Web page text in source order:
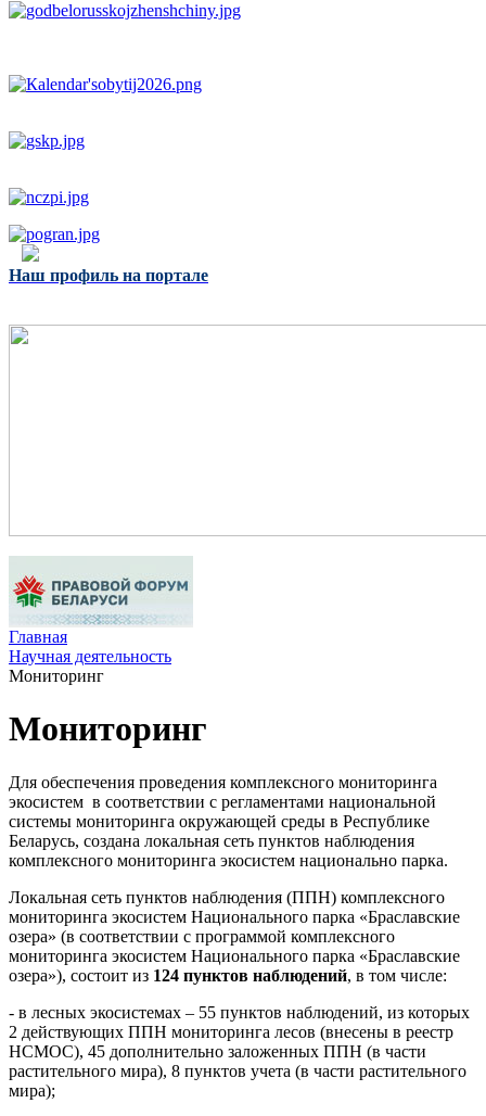
Наш профиль на портале
Главная
Научная деятельность
Мониторинг
Мониторинг
Для обеспечения проведения комплексного мониторинга
экосистем в соответствии с регламентами национальной
системы мониторинга окружающей среды в Республике
Беларусь, создана локальная сеть пунктов наблюдения
комплексного мониторинга экосистем национально парка.
Локальная сеть пунктов наблюдения (ППН) комплексного
мониторинга экосистем Национального парка «Браславские
озера» (в соответствии с программой комплексного
мониторинга экосистем Национального парка «Браславские
озера»), состоит из 124 пунктов наблюдений, в том числе:
- в лесных экосистемах – 55 пунктов наблюдений, из которых
2 действующих ППН мониторинга лесов (внесены в реестр
НСМОС), 45 дополнительно заложенных ППН (в части
растительного мира), 8 пунктов учета (в части растительного
мира);